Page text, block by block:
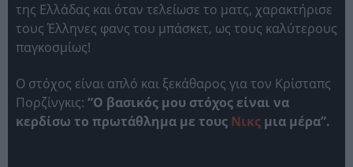
της Ελλάδας και όταν τελείωσε το ματς, χαρακτήρισε
τους Έλληνες φανς του μπάσκετ, ως τους καλύτερους
παγκοσμίως!
Ο στόχος είναι απλό και ξεκάθαρος για τον Κρίσταπς
Πορζίνγκις: “Ο βασικός μου στόχος είναι να
κερδίσω το πρωτάθλημα με τους Νικς μια μέρα”.